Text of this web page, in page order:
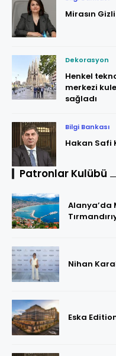
Mirasın
Dekorasyon
Henkel
merkezi
sağladı
Bilgi Bankası
Hakan Safi
Patronlar Kulübü
Alanya’da
Nihan
Eska